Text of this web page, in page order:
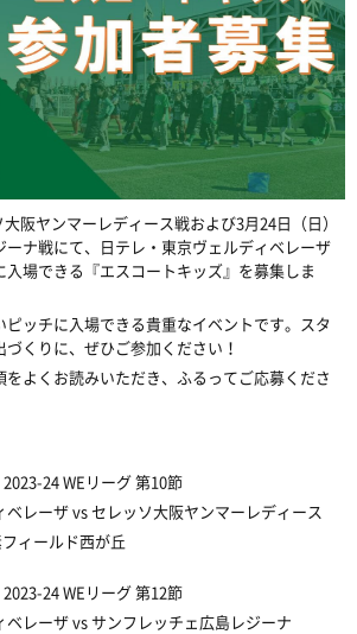
阪ヤンマーレディース戦および3月24日（日）
ナ戦にて、日テレ・東京ヴェルディベレーザ
場できる『エスコートキッズ』を募集しま
ッチに入場できる貴重なイベントです。スタ
くりに、ぜひご参加ください！
よくお読みいただき、ふるってご応募くださ
24 WEリーグ 第10節
レーザ vs セレッソ大阪ヤンマーレディース
ィールド西が丘
24 WEリーグ 第12節
ベレーザ vs サンフレッチェ広島レジーナ